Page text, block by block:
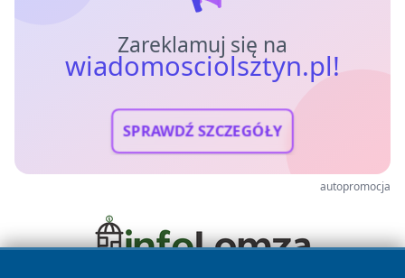
Zareklamuj się na
wiadomosciolsztyn.pl!
SPRAWDŹ SZCZEGÓŁY
autopromocja